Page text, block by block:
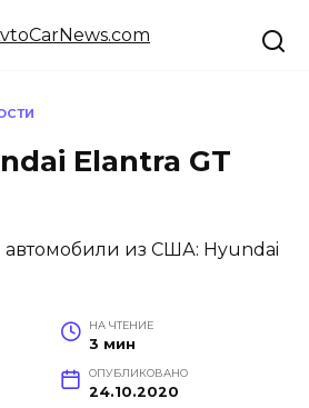
Elantra GT
НА ЧТЕНИЕ
3 мин
ОПУБЛИКОВАНО
24.10.2020